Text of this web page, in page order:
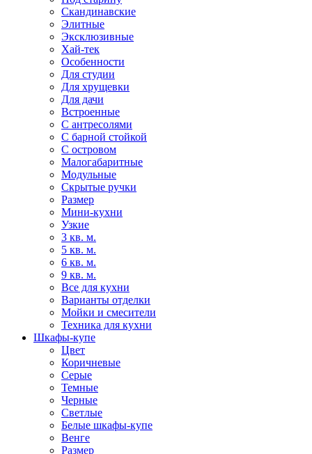
Скандинавские
Элитные
Эксклюзивные
Хай-тек
Особенности
Для студии
Для хрущевки
Для дачи
Встроенные
С антресолями
С барной стойкой
С островом
Малогабаритные
Модульные
Скрытые ручки
Размер
Мини-кухни
Узкие
3 кв. м.
5 кв. м.
6 кв. м.
9 кв. м.
Все для кухни
Варианты отделки
Мойки и смесители
Техника для кухни
Шкафы-купе
Цвет
Коричневые
Серые
Темные
Черные
Светлые
Белые шкафы-купе
Венге
Размер